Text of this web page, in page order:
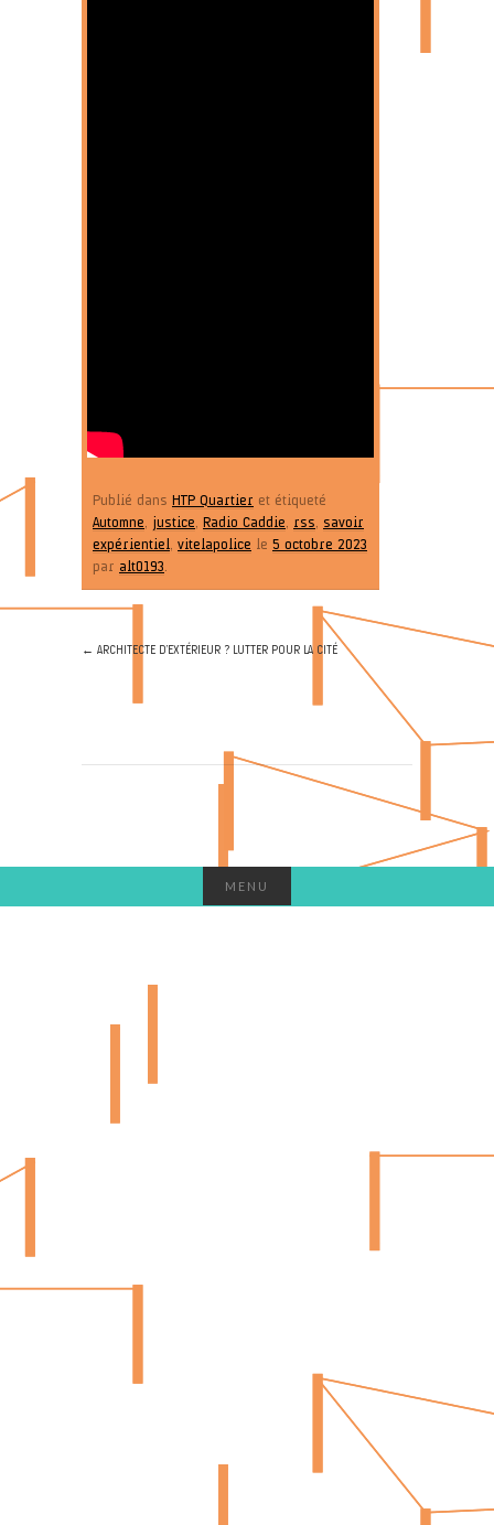
Publié dans HTP Quartier et étiqueté
Automne, justice, Radio Caddie, rss, savoir
expérientiel, vitelapolice le 5 octobre 2023
par alt0193.
← ARCHITECTE D’EXTÉRIEUR ? LUTTER POUR LA CITÉ
MENU